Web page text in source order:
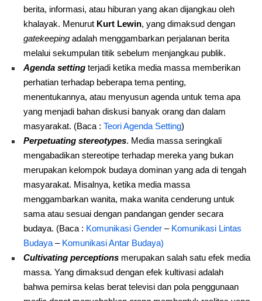
berita, informasi, atau hiburan yang akan dijangkau oleh
khalayak. Menurut Kurt Lewin, yang dimaksud dengan
gatekeeping adalah menggambarkan perjalanan berita
melalui sekumpulan titik sebelum menjangkau publik.
Agenda setting terjadi ketika media massa memberikan
perhatian terhadap beberapa tema penting,
menentukannya, atau menyusun agenda untuk tema apa
yang menjadi bahan diskusi banyak orang dan dalam
masyarakat. (Baca : Teori Agenda Setting)
Perpetuating stereotypes. Media massa seringkali
mengabadikan stereotipe terhadap mereka yang bukan
merupakan kelompok budaya dominan yang ada di tengah
masyarakat. Misalnya, ketika media massa
menggambarkan wanita, maka wanita cenderung untuk
sama atau sesuai dengan pandangan gender secara
budaya. (Baca : Komunikasi Gender – Komunikasi Lintas
Budaya – Komunikasi Antar Budaya)
Cultivating perceptions merupakan salah satu efek media
massa. Yang dimaksud dengan efek kultivasi adalah
bahwa pemirsa kelas berat televisi dan pola penggunaan